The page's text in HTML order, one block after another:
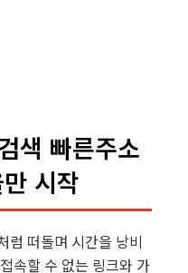
색 빠른주소
시작
럼 떠돌며 시간을 낭비
속할 수 없는 링크와 가